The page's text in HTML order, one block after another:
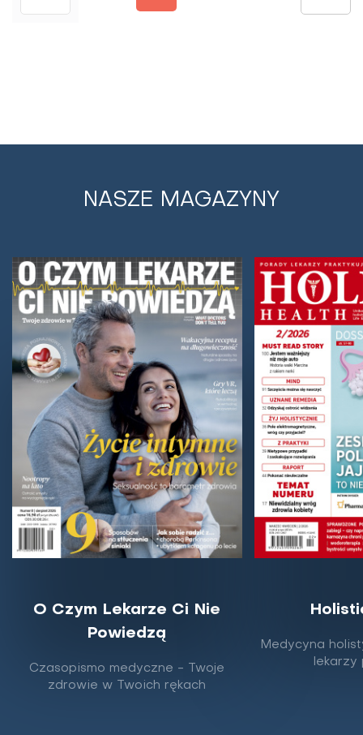
NASZE MAGAZYNY
O Czym Lekarze Ci Nie
Powiedzą
Czasopismo medyczne - Twoje
zdrowie w Twoich rękach
Medycyna
lekarzy